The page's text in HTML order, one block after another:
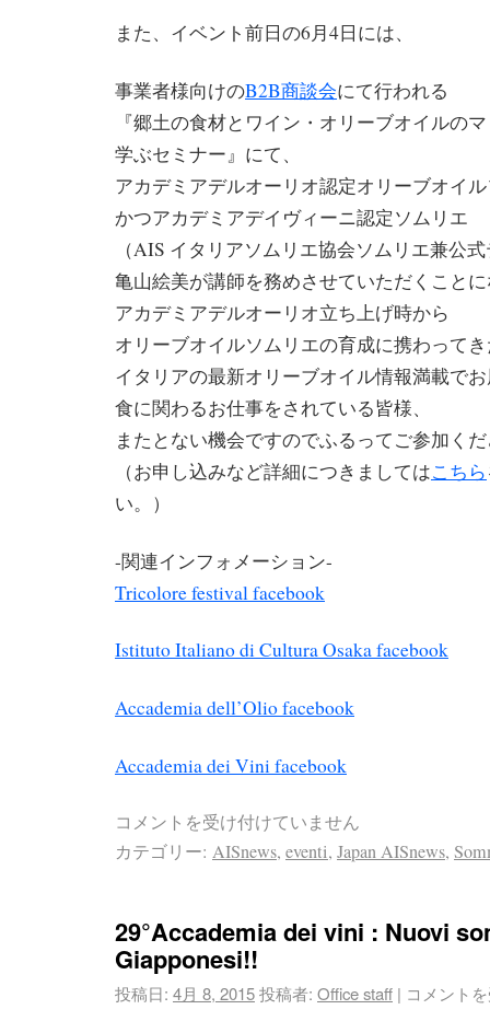
また、イベント前日の6月4日には、
事業者様向けのB2B商談会にて行われる
『郷土の食材とワイン・オリーブオイルの
学ぶセミナー』にて、
アカデミアデルオーリオ認定オリーブオイ
かつアカデミアデイヴィーニ認定ソムリエ
（AIS イタリアソムリエ協会ソムリエ兼公
亀山絵美が講師を務めさせていただくこと
アカデミアデルオーリオ立ち上げ時から
オリーブオイルソムリエの育成に携わって
イタリアの最新オリーブオイル情報満載で
食に関わるお仕事をされている皆様、
またとない機会ですのでふるってご参加く
（お申し込みなど詳細につきましてはこちら
い。）
-関連インフォメーション-
Tricolore festival facebook
Istituto Italiano di Cultura Osaka facebook
Accademia dell’Olio facebook
Accademia dei Vini facebook
コメントを受け付けていません
カテゴリー: AISnews, eventi, Japan AISnews,
29°Accademia dei vini : Nuovi
Giapponesi!!
投稿日: 4月 8, 2015投稿者: Office staff | コメント